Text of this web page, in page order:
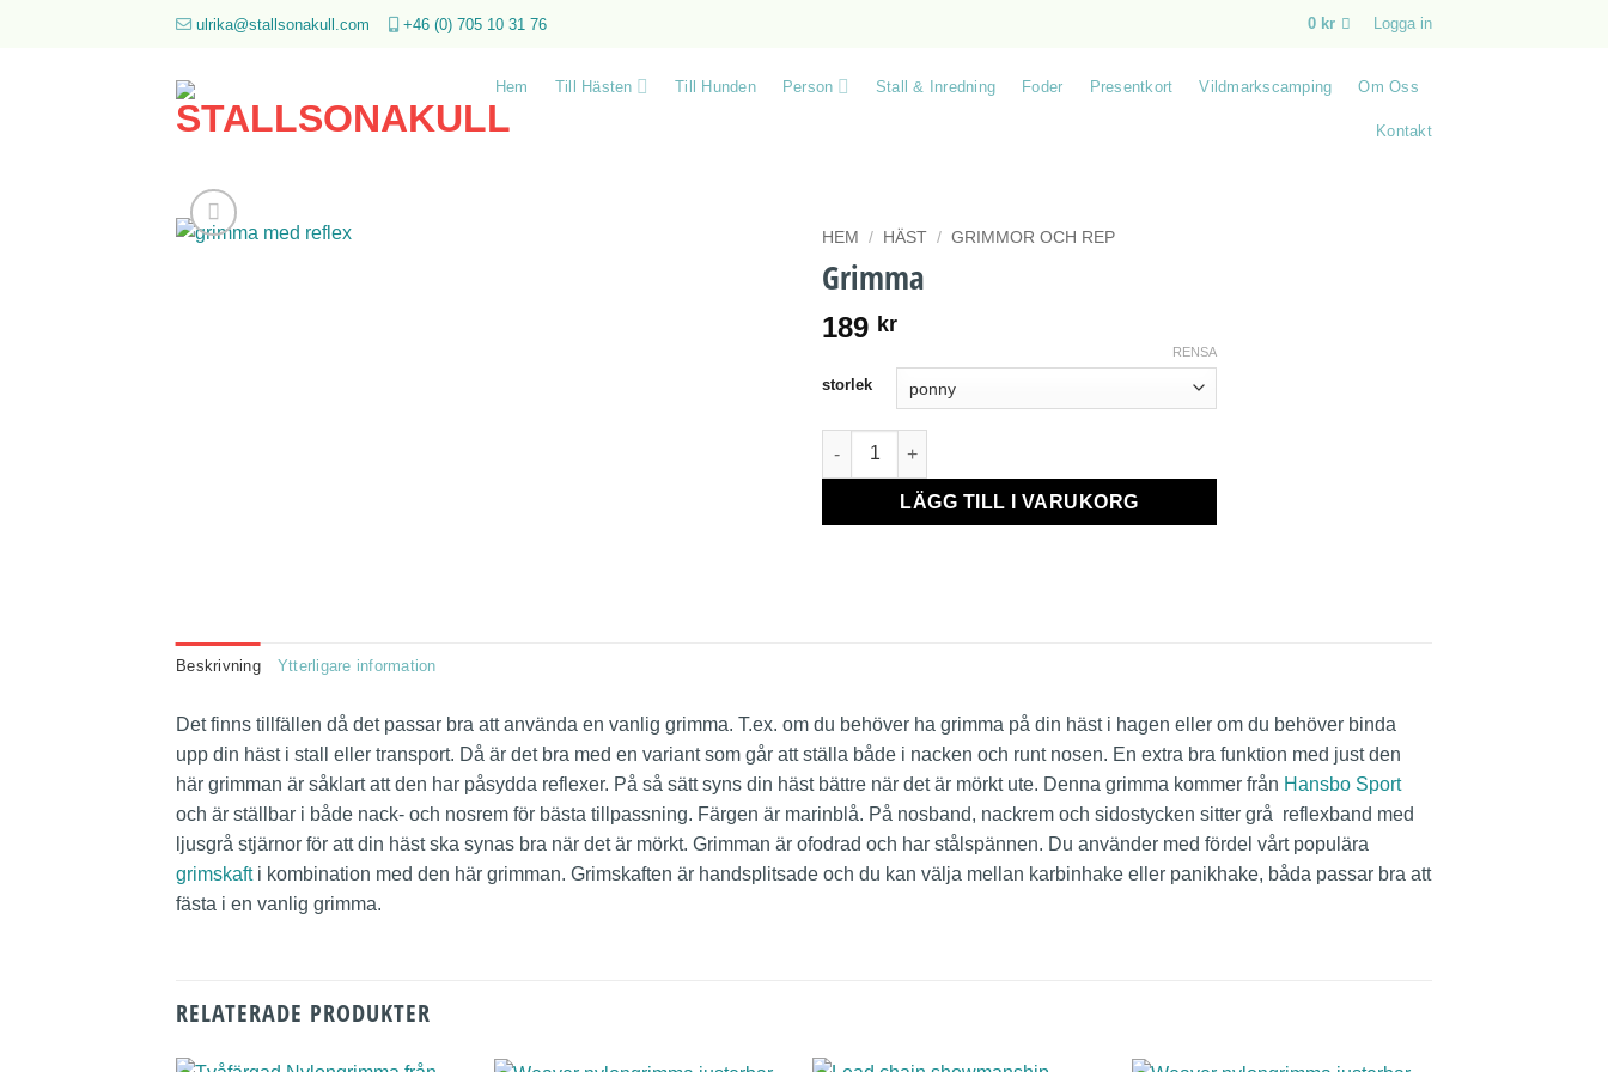
ulrika@stallsonakull.com +46 (0) 705 10 31 76 0 kr Logga in
Hem Till Hästen Till Hunden Person Stall & Inredning Foder Presentkort Vildmarkscamping Om Oss
Kontakt
HEM / HÄST / GRIMMOR OCH REP
Grimma
189 kr
storlek
RENSA
Grimma mängd
LÄGG TILL I VARUKORG
Beskrivning Ytterligare information
Det finns tillfällen då det passar bra att använda en vanlig grimma. T.ex. om du behöver ha grimma på din häst i hagen eller om du behöver binda
upp din häst i stall eller transport. Då är det bra med en variant som går att ställa både i nacken och runt nosen. En extra bra funktion med just den
här grimman är såklart att den har påsydda reflexer. På så sätt syns din häst bättre när det är mörkt ute. Denna grimma kommer från Hansbo Sport
och är ställbar i både nack- och nosrem för bästa tillpassning. Färgen är marinblå. På nosband, nackrem och sidostycken sitter grå reflexband med
ljusgrå stjärnor för att din häst ska synas bra när det är mörkt. Grimman är ofodrad och har stålspännen. Du använder med fördel vårt populära
grimskafti kombination med den här grimman. Grimskaften är handsplitsade och du kan välja mellan karbinhake eller panikhake, båda passar bra att
fästa i en vanlig grimma.
RELATERADE PRODUKTER